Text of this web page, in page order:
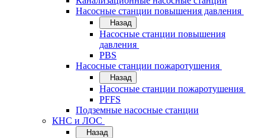
Насосные станции повышения давления
Назад
Насосные станции повышения
давления
PBS
Насосные станции пожаротушения
Назад
Насосные станции пожаротушения
PFFS
Подземные насосные станции
КНС и ЛОС
Назад